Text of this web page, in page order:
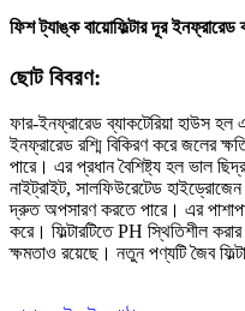
ফিশ ট্যাঙ্ক বায়োফিল্টার দূর ইনফ্রারেড
ছোট বিবরণ:
ফার-ইনফ্রারেড ব্যাকটেরিয়া হাউস হল
ইনফ্রারেড রশ্মি বিকিরণ করে জলের
পারে। এর প্রধান বৈশিষ্ট্য হল ভাল
নাইট্রাইট, সালফিউরেটেড
দ্রুত অপসারণ করতে পারে। এর
করে। ফিল্টারটিতে PH স্থিতিশীল
ক্ষমতাও রয়েছে। নতুন পণ্যটি জৈব